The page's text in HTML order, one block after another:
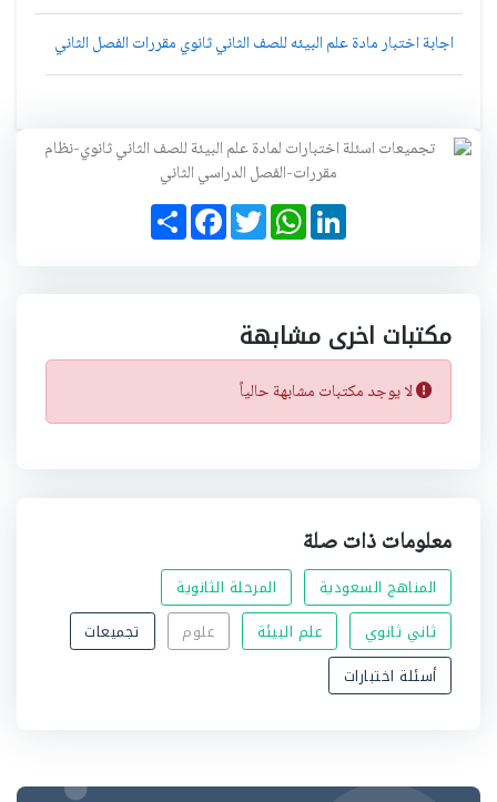
اجابة اختبار مادة علم البيئه للصف الثاني ثانوي مقررات الفصل الثاني
S
h
a
F
a
c
T
w
i
W
h
a
p
p
L
i
n
n
مكتبات اخرى مشابهة
لا يوجد مكتبات مشابهة حالياً
معلومات ذات صلة
المناهج السعودية
المرحلة الثانوية
ثاني ثانوي
علم البيئة علوم
تجميعات
أسئلة اختبارات